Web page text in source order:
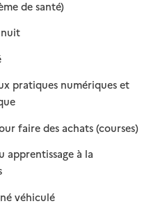
de santé): disponible
: non disponible
disponible
non disponible
disponible
pratiques numériques et
disponible
faire des achats (courses)
:
: non
apprentissage à la
disponible
véhiculé
: disponible
: non disponible